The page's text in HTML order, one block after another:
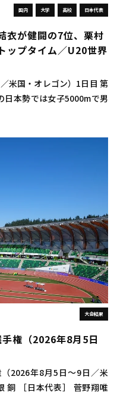
国内 大学 高校 日本代表
衣が健闘の7位、栗村
ップタイム／U20世界
米国・オレゴン）1日目 第
日本勢では女子5000mで男
7位と、今大会日本勢最初
大会結果
権（2026年8月5日
2026年8月5日～9日／米
銅 ［日本代表］ 菅野翔唯
秒44（－0.8）＝準決勝進